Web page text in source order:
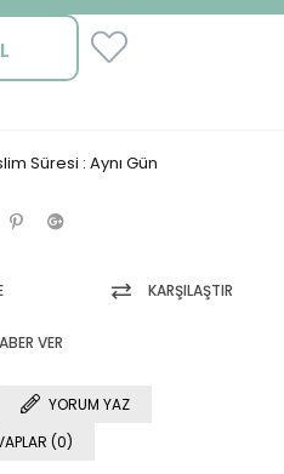
Süresi : Aynı Gün
KARŞILAŞTIR
VER
YORUM YAZ
(0)